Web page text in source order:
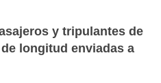
y tripulantes de
longitud enviadas a